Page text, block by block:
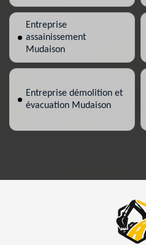
Entreprise
assainissement
Mudaison
Entreprise démolition et
évacuation Mudaison